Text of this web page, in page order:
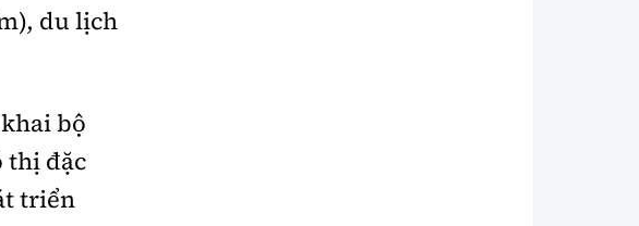
du lịch
bộ
thị đặc
triển